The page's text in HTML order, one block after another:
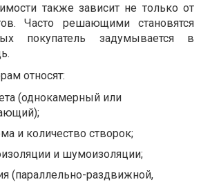
также зависит не только от
Часто решающими становятся
покупатель задумывается в
относят:
(однокамерный или
и количество створок;
и шумоизоляции;
(параллельно-раздвижной,